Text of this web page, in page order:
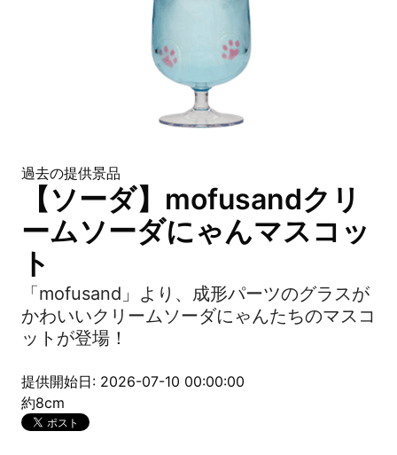
過去の提供景品
【ソーダ】mofusandクリ
ームソーダにゃんマスコッ
ト
「mofusand」より、成形パーツのグラスが
かわいいクリームソーダにゃんたちのマスコ
ットが登場！
提供開始日: 2026-07-10 00:00:00
約8cm